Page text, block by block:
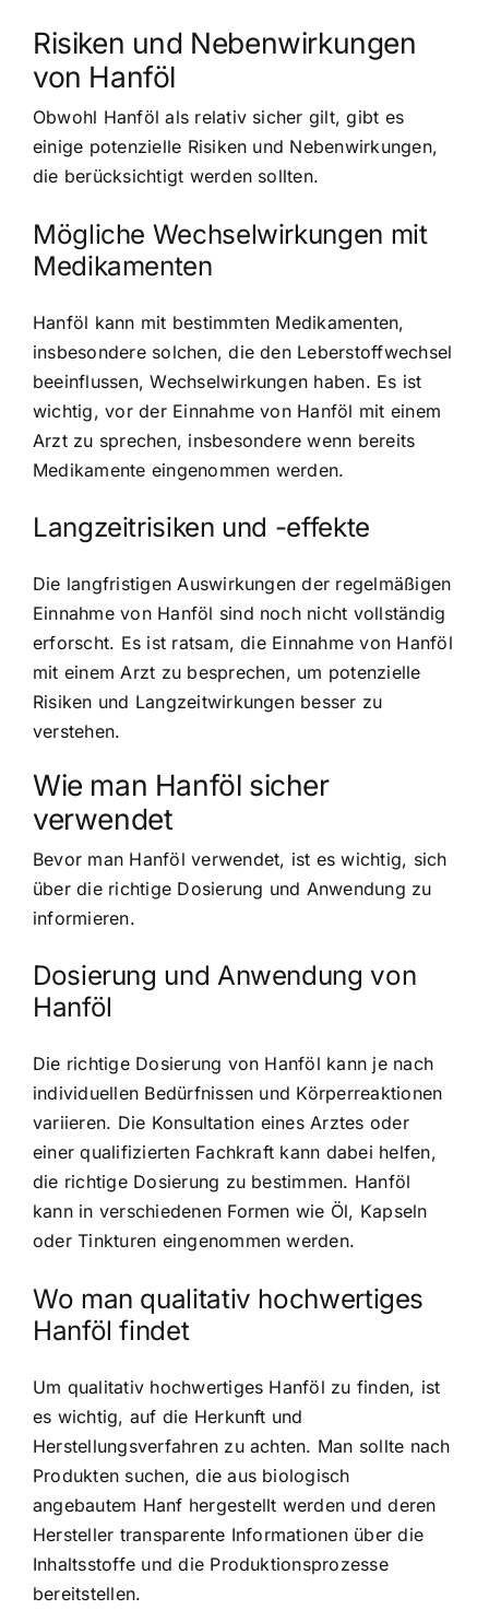
Risiken und Nebenwirkungen
von Hanföl
Obwohl Hanföl als relativ sicher gilt, gibt es
einige potenzielle Risiken und Nebenwirkungen,
die berücksichtigt werden sollten.
Mögliche Wechselwirkungen mit
Medikamenten
Hanföl kann mit bestimmten Medikamenten,
insbesondere solchen, die den Leberstoffwechsel
beeinflussen, Wechselwirkungen haben. Es ist
wichtig, vor der Einnahme von Hanföl mit einem
Arzt zu sprechen, insbesondere wenn bereits
Medikamente eingenommen werden.
Langzeitrisiken und -effekte
Die langfristigen Auswirkungen der regelmäßigen
Einnahme von Hanföl sind noch nicht vollständig
erforscht. Es ist ratsam, die Einnahme von Hanföl
mit einem Arzt zu besprechen, um potenzielle
Risiken und Langzeitwirkungen besser zu
verstehen.
Wie man Hanföl sicher
verwendet
Bevor man Hanföl verwendet, ist es wichtig, sich
über die richtige Dosierung und Anwendung zu
informieren.
Dosierung und Anwendung von
Hanföl
Die richtige Dosierung von Hanföl kann je nach
individuellen Bedürfnissen und Körperreaktionen
variieren. Die Konsultation eines Arztes oder
einer qualifizierten Fachkraft kann dabei helfen,
die richtige Dosierung zu bestimmen. Hanföl
kann in verschiedenen Formen wie Öl, Kapseln
oder Tinkturen eingenommen werden.
Wo man qualitativ hochwertiges
Hanföl findet
Um qualitativ hochwertiges Hanföl zu finden, ist
es wichtig, auf die Herkunft und
Herstellungsverfahren zu achten. Man sollte nach
Produkten suchen, die aus biologisch
angebautem Hanf hergestellt werden und deren
Hersteller transparente Informationen über die
Inhaltsstoffe und die Produktionsprozesse
bereitstellen.